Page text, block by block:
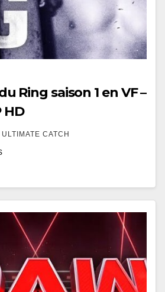
Ring saison 1 en VF –
HD
ULTIMATE CATCH